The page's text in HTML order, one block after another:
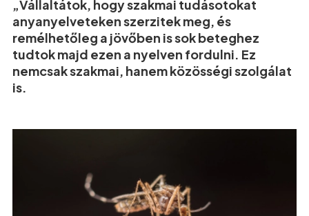
„Vállaltátok, hogy szakmai tudásotokat
anyanyelveteken szerzitek meg, és
remélhetőleg a jövőben is sok beteghez
tudtok majd ezen a nyelven fordulni. Ez
nemcsak szakmai, hanem közösségi szolgálat
is.